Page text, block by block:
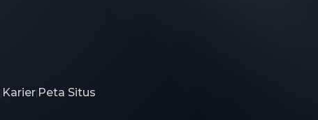
| Karier| Peta Situs